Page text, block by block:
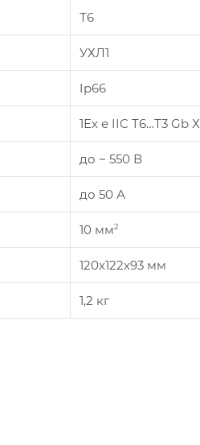
Т6
УХЛ1
Ip66
1Ех е IIC T6…Т3 Gb Х
до ~ 550 В
до 50 А
10 мм2
120х122х93 мм
1,2 кг